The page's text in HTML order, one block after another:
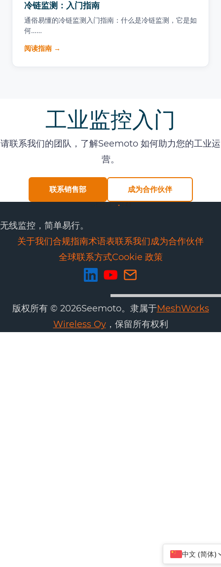
冷链监测：入门指南
通俗易懂的冷链监测入门指南：什么是冷链监测，它是如
何……
阅读指南 →
工业监控入门
请联系我们的团队，了解Seemoto 如何助力您的工业运
营。
联系销售部 成为合作伙伴
无线监控，简单易行。
关于我们合规指南术语表联系我们成为合作伙伴
全球联系方式Cookie 政策
版权所有 © 2026Seemoto。隶属于MeshWorks
Wireless Oy，保留所有权利
中文 (简体)